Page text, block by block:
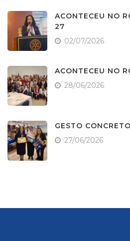
ACONTECEU NO
27
02/07/2026
ACONTECEU NO
28/06/2026
GESTO CONCRETO
27/06/2026